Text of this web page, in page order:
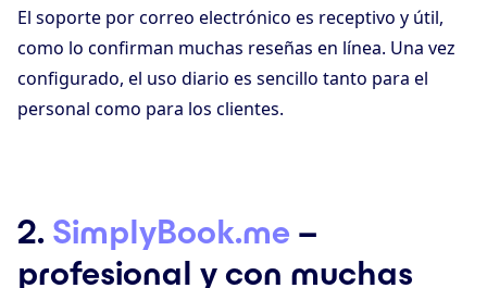
El soporte por correo electrónico es receptivo y útil,
como lo confirman muchas reseñas en línea. Una vez
configurado, el uso diario es sencillo tanto para el
personal como para los clientes.
2. SimplyBook.me –
profesional y con muchas